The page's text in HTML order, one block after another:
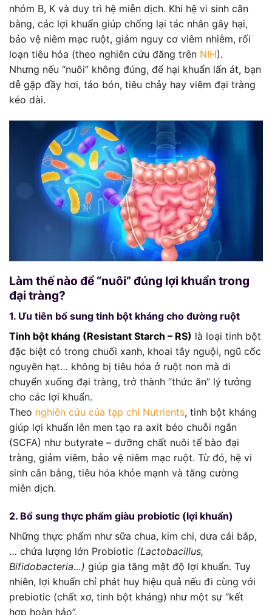
nhóm B, K và duy trì hệ miễn dịch. Khi hệ vi sinh cân
bằng, các lợi khuẩn giúp chống lại tác nhân gây hại,
bảo vệ niêm mạc ruột, giảm nguy cơ viêm nhiễm, rối
loạn tiêu hóa (theo nghiên cứu đăng trên NIH).
Nhưng nếu “nuôi” không đúng, để hại khuẩn lấn át, bạn
dễ gặp đầy hơi, táo bón, tiêu chảy hay viêm đại tràng
kéo dài.
Làm thế nào để “nuôi” đúng lợi khuẩn trong
đại tràng?
1. Ưu tiên bổ sung tinh bột kháng cho đường ruột
Tinh bột kháng (Resistant Starch – RS) là loại tinh bột
đặc biệt có trong chuối xanh, khoai tây nguội, ngũ cốc
nguyên hạt… không bị tiêu hóa ở ruột non mà di
chuyển xuống đại tràng, trở thành “thức ăn” lý tưởng
cho các lợi khuẩn.
Theo nghiên cứu của tạp chí Nutrients, tinh bột kháng
giúp lợi khuẩn lên men tạo ra axit béo chuỗi ngắn
(SCFA) như butyrate – dưỡng chất nuôi tế bào đại
tràng, giảm viêm, bảo vệ niêm mạc ruột. Từ đó, hệ vi
sinh cân bằng, tiêu hóa khỏe mạnh và tăng cường
miễn dịch.
2. Bổ sung thực phẩm giàu probiotic (lợi khuẩn)
Những thực phẩm như sữa chua, kim chi, dưa cải bắp,
… chứa lượng lớn Probiotic (Lactobacillus,
Bifidobacteria…) giúp gia tăng mật độ lợi khuẩn. Tuy
nhiên, lợi khuẩn chỉ phát huy hiệu quả nếu đi cùng với
prebiotic (chất xơ, tinh bột kháng) như một sự “kết
hợp hoàn hảo”.